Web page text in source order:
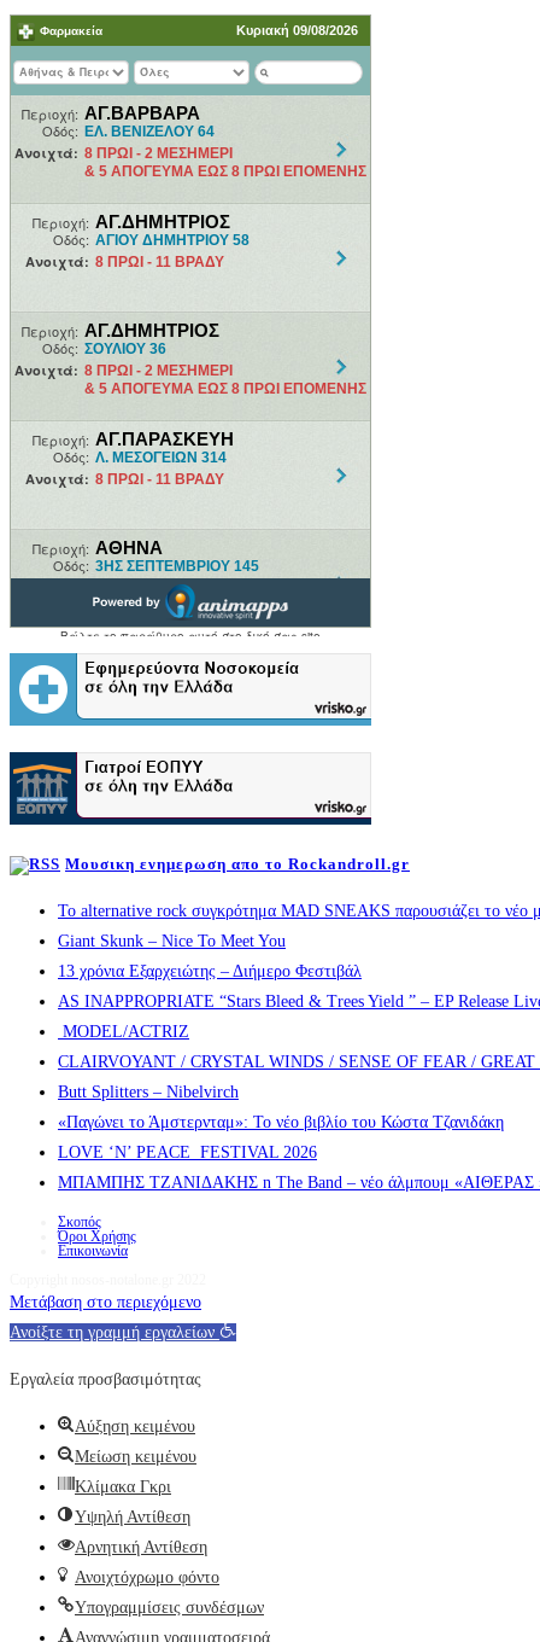
Μουσικη ενημερωση απο το Rockandroll.gr
Το alternative rock συγκρότημα MAD SNEAKS παρουσιάζει το νέο
Giant Skunk – Nice To Meet You
13 χρόνια Εξαρχειώτης – Διήμερο Φεστιβάλ
AS INAPPROPRIATE “Stars Bleed & Trees Yield ” – EP Release
MODEL/ACTRIZ
CLAIRVOYANT / CRYSTAL WINDS / SENSE OF FEAR /
Butt Splitters – Nibelvirch
«Παγώνει το Άμστερνταμ»: Το νέο βιβλίο του Κώστα Τζανιδάκη
LOVE ‘N’ PEACE FESTIVAL 2026
ΜΠΑΜΠΗΣ ΤΖΑΝΙΔΑΚΗΣ n The Band – νέο άλμπουμ «ΑΙΘΕΡΑΣ »
Σκοπός
Όροι Χρήσης
Επικοινωνία
Μετάβαση στο περιεχόμενο
Ανοίξτε τη γραμμή εργαλείων
Εργαλεία προσβασιμότητας
Αύξηση κειμένου
Μείωση κειμένου
Κλίμακα Γκρι
Υψηλή Αντίθεση
Αρνητική Αντίθεση
Ανοιχτόχρωμο φόντο
Υπογραμμίσεις συνδέσμων
Αναγνώσιμη γραμματοσειρά